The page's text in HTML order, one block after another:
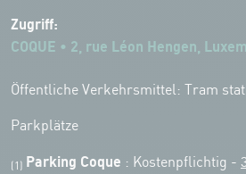
Zugriff:
COQUE • 2, rue Léon Hengen,
Öffentliche Verkehrsmittel: Tram
Parkplätze
(1) Parking Coque : Kostenpflichtig -